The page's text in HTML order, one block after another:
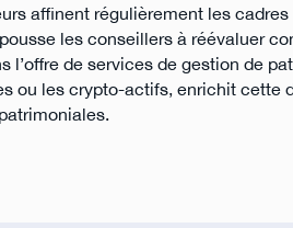
affinent régulièrement les
les conseillers à réévaluer
l’offre de services de gestion de
ou les crypto-actifs, enrichit